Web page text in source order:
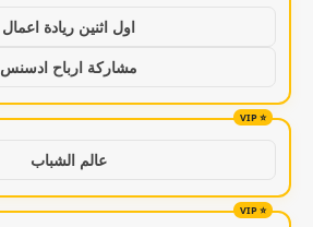
اول اثنين ريادة اعمال
مشاركة ارباح ادسنس
عالم الشباب